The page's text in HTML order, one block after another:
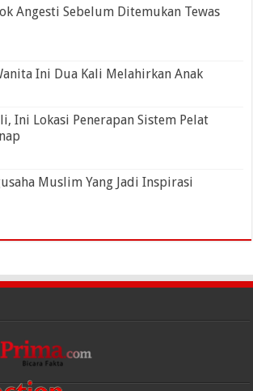
Angesti Sebelum Ditemukan Tewas
Ini Dua Kali Melahirkan Anak
Ini Lokasi Penerapan Sistem Pelat
Muslim Yang Jadi Inspirasi